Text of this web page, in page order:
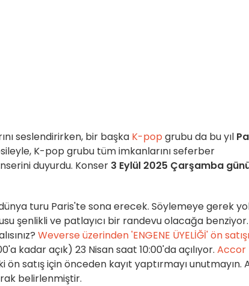
seslendirirken, bir başka K-pop grubu da bu yıl
K-pop grubu tüm imkanlarını seferber
duyurdu. Konser 3 Eylül 2025 Çarşamba
dünya turu Paris'te sona erecek. Söylemeye gerek
şenlikli ve patlayıcı bir randevu olacağa benziyor.
Weverse üzerinden 'ENGENE ÜYELİĞİ' ön satışı
kadar açık) 23 Nisan saat 10:00'da açılıyor. Accor
ön satış için önceden kayıt yaptırmayı unutmayın.
belirlenmiştir.